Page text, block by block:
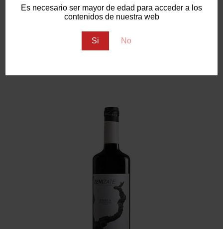
Es necesario ser mayor de edad para acceder a los
contenidos de nuestra web
Si No
HISPALÍS TINTO MONASTRELL
Bodegas Salzillo